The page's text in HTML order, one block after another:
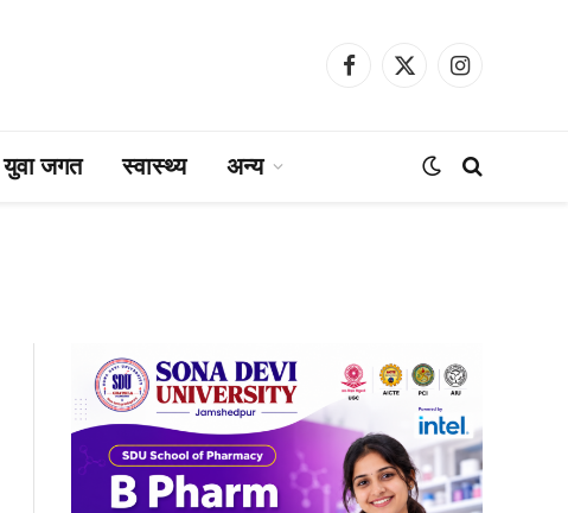
Facebook
X
Instagram
युवा जगत स्वास्थ्य अन्य